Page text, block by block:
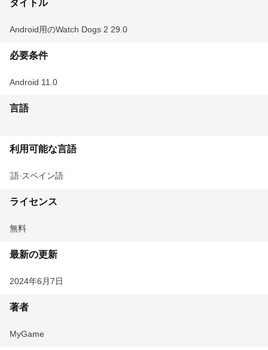
タイトル
Android用のWatch Dogs 2 29.0
必要条件
Android 11.0
言語
利用可能な言語
英語 スペイン語
ライセンス
無料
最新の更新
2024年6月7日
著者
MyGame